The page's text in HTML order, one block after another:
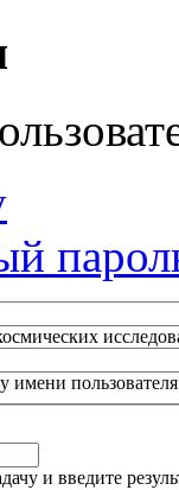
имени
и введите